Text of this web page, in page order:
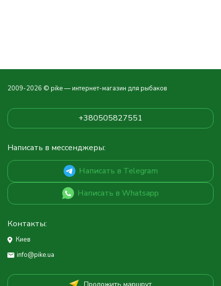
2009-2026 © pike — интернет-магазин для рыбаков
+380505827551
Написать в мессенджеры:
Написать в Telegram
Написать в Whatsapp
Контакты:
Киев
info@pike.ua